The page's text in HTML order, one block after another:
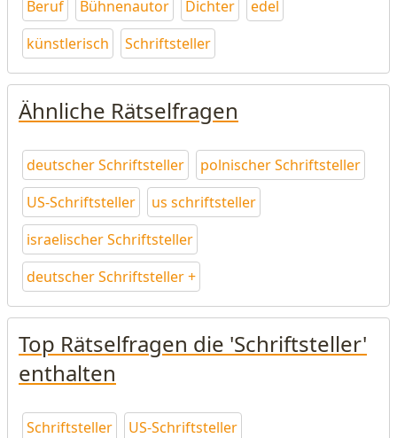
Beruf Bühnenautor Dichter
edel
künstlerisch
Schriftsteller
Ähnliche Rätselfragen
deutscher Schriftsteller
polnischer Schriftsteller
US-Schriftsteller
us schriftsteller
israelischer Schriftsteller
deutscher Schriftsteller +
Top Rätselfragen die 'Schriftsteller'
enthalten
Schriftsteller
US-Schriftsteller